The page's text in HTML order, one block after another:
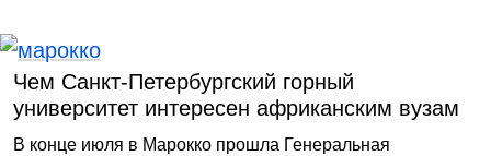
Чем Санкт-Петербургский горный
университет интересен африканским вузам
В конце июля в Марокко прошла Генеральная